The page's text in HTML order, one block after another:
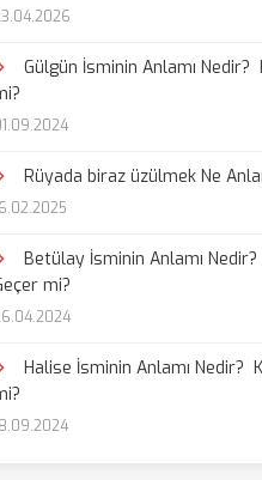
Gülgün İsminin Anlamı Nedir?
Rüyada biraz üzülmek Ne
Betülay İsminin Anlamı Nedir?
mi?
Halise İsminin Anlamı Nedir?